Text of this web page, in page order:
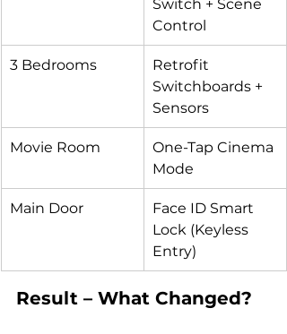
Switch + Scene
Control
3 Bedrooms
Retrofit
Switchboards +
Sensors
Movie Room
One-Tap Cinema
Mode
Main Door
Face ID Smart
Lock (Keyless
Entry)
Result – What Changed?